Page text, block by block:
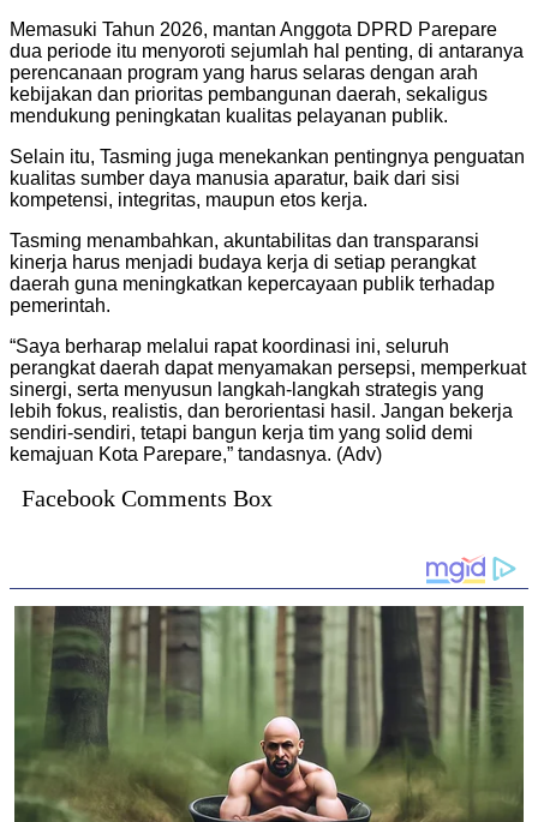
Memasuki Tahun 2026, mantan Anggota DPRD Parepare
dua periode itu menyoroti sejumlah hal penting, di antaranya
perencanaan program yang harus selaras dengan arah
kebijakan dan prioritas pembangunan daerah, sekaligus
mendukung peningkatan kualitas pelayanan publik.
Selain itu, Tasming juga menekankan pentingnya penguatan
kualitas sumber daya manusia aparatur, baik dari sisi
kompetensi, integritas, maupun etos kerja.
Tasming menambahkan, akuntabilitas dan transparansi
kinerja harus menjadi budaya kerja di setiap perangkat
daerah guna meningkatkan kepercayaan publik terhadap
pemerintah.
“Saya berharap melalui rapat koordinasi ini, seluruh
perangkat daerah dapat menyamakan persepsi, memperkuat
sinergi, serta menyusun langkah-langkah strategis yang
lebih fokus, realistis, dan berorientasi hasil. Jangan bekerja
sendiri-sendiri, tetapi bangun kerja tim yang solid demi
kemajuan Kota Parepare,” tandasnya. (Adv)
Facebook Comments Box